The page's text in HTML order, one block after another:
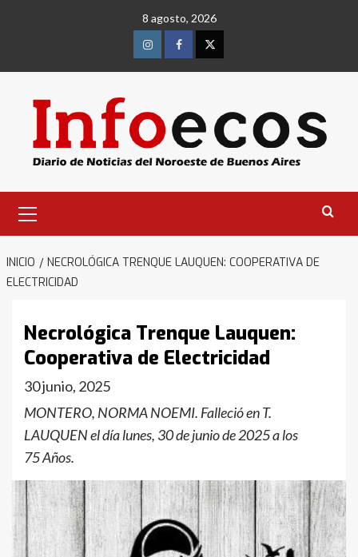
8 agosto, 2026
InstagramFacebookTwitter
primario
INICIO
NECROLÓGICA TRENQUE LAUQUEN: COOPERATIVA DE
ELECTRICIDAD
Necrológica Trenque Lauquen:
Cooperativa de Electricidad
30 junio, 2025
MONTERO, NORMA NOEMI. Falleció en T.
LAUQUEN el día lunes, 30 de junio de 2025 a los
75 Años.